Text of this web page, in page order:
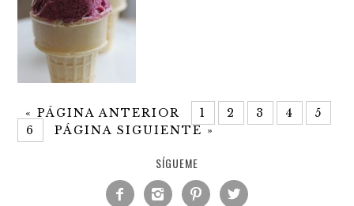
«PÁGINA ANTERIOR 1 2 3 4
5
6
PÁGINA SIGUIENTE »
SÍGUEME
   